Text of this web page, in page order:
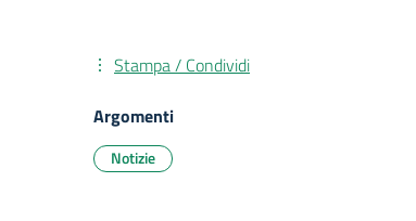
Stampa / Condividi
Argomenti
Notizie